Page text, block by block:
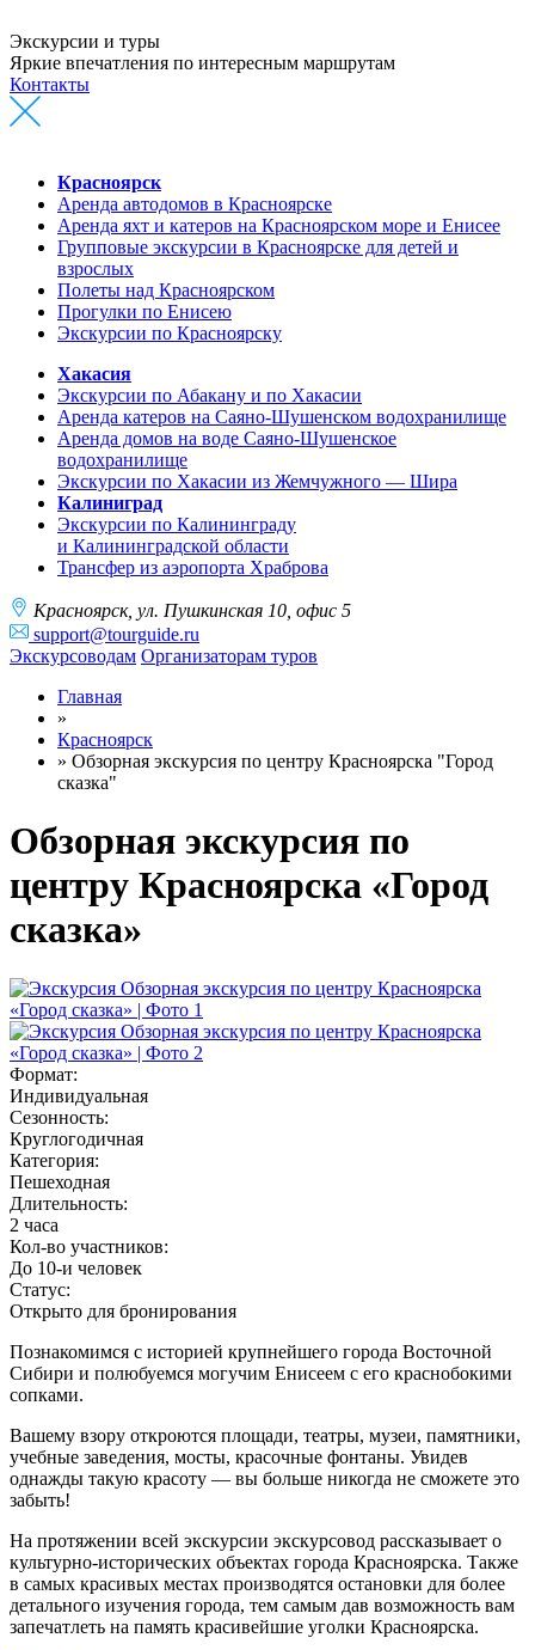
Экскурсии и туры
Яркие впечатления по интересным маршрутам
Контакты
Красноярск
Аренда автодомов в Красноярске
Аренда яхт и катеров на Красноярском море и Енисее
Групповые экскурсии в Красноярске для детей и
взрослых
Полеты над Красноярском
Прогулки по Енисею
Экскурсии по Красноярску
Хакасия
Экскурсии по Абакану и по Хакасии
Аренда катеров на Саяно-Шушенском водохранилище
Аренда домов на воде Саяно-Шушенское
водохранилище
Экскурсии по Хакасии из Жемчужного — Шира
Калиниград
Экскурсии по Калининграду
и Калининградской области
Трансфер из аэропорта Храброва
Краcноярск, ул. Пушкинская 10, офис 5
support@tourguide.ru
Экскурсоводам Организаторам туров
Главная
»
Красноярск
» Обзорная экскурсия по центру Красноярска "Город
сказка"
Обзорная экскурсия по
центру Красноярска «Город
сказка»
Формат:
Индивидуальная
Сезонность:
Круглогодичная
Категория:
Пешеходная
Длительность:
2 часа
Кол-во участников:
До 10-и человек
Статус:
Открыто для бронирования
Познакомимся с историей крупнейшего города Восточной
Сибири и полюбуемся могучим Енисеем с его краснобокими
сопками.
Вашему взору откроются площади, театры, музеи, памятники,
учебные заведения, мосты, красочные фонтаны. Увидев
однажды такую красоту — вы больше никогда не сможете это
забыть!
На протяжении всей экскурсии экскурсовод рассказывает о
культурно-исторических объектах города Красноярска. Также
в самых красивых местах производятся остановки для более
детального изучения города, тем самым дав возможность вам
запечатлеть на память красивейшие уголки Красноярска.